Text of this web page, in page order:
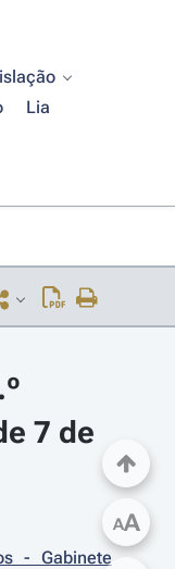
Lia
7 de
- Gabinete
AA